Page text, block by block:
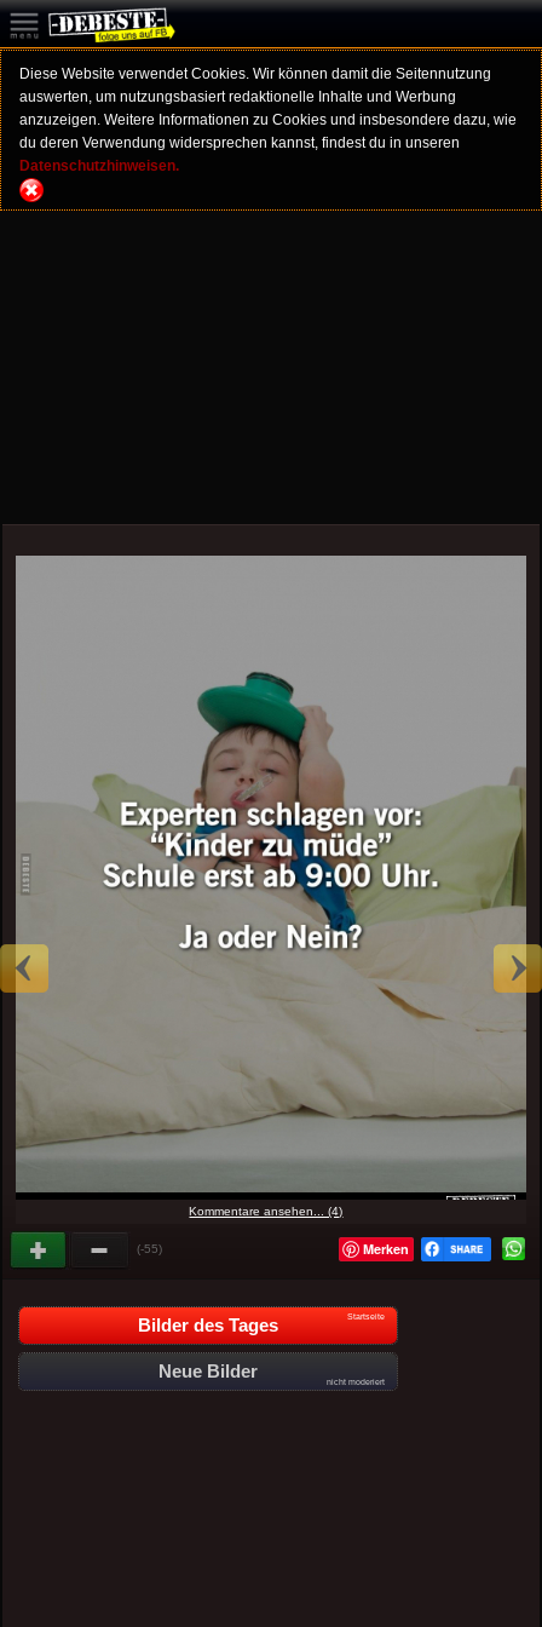
Diese Website verwendet Cookies. Wir können damit die Seitennutzung
auswerten, um nutzungsbasiert redaktionelle Inhalte und Werbung
anzuzeigen. Weitere Informationen zu Cookies und insbesondere dazu, wie
du deren Verwendung widersprechen kannst, findest du in unseren
Datenschutzhinweisen.
Kommentare ansehen... (4)
(-55) Merken
Bilder des Tages Startseite
Neue Bilder
nicht moderiert